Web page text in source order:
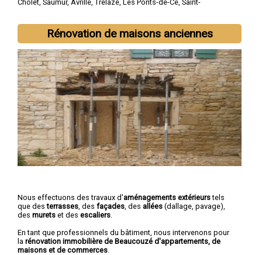
Cholet, Saumur, Avrillé, Trélazé, Les Ponts-de-Cé, Saint-
Rénovation de maisons anciennes
Nous effectuons des travaux d'aménagements extérieurstels
que desterrasses , des façades , des allées (dallage, pavage),
des murets et des escaliers
En tant que professionnels du bâtiment, nous intervenons pour
la rénovation immobilière de Beaucouzé d'appartements, de
maisons et de commerces